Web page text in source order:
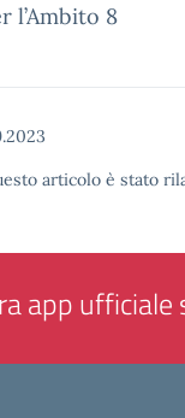
l’Ambito 8
articolo è stato
app ufficiale